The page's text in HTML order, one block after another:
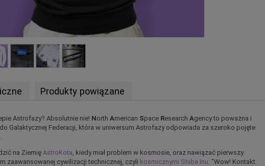
Produkty powiązane
Astrofazy? Absolutnie nie! North American Space Research Agency to poważna i
Galaktycznej Federacji, która w uniwersum Astrofazy odpowiada za szeroko pojęte
na Ziemię AstroKota , kiedy miał problem w kosmosie, oraz nawiązać pierwszy
zaawansowanej cywilizacji technicznej, czyli kosmicznymi Shiba Inu . "Wow! Kontakt